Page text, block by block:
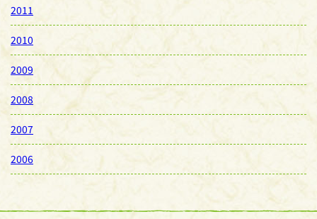
2011
2010
2009
2008
2007
2006